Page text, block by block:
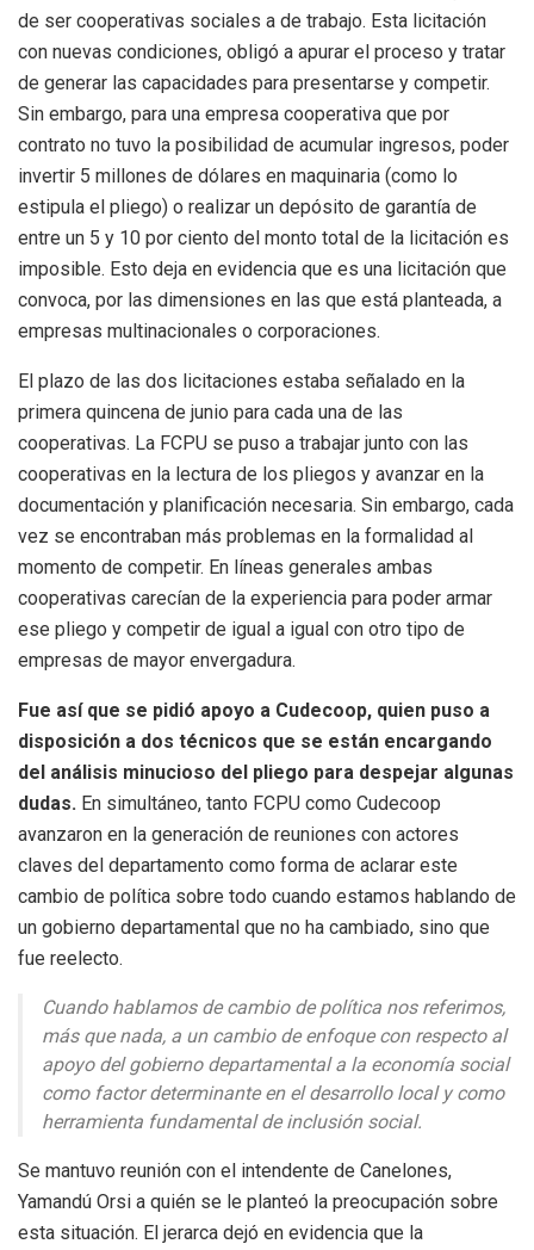
de ser cooperativas sociales a de trabajo. Esta licitación
con nuevas condiciones, obligó a apurar el proceso y tratar
de generar las capacidades para presentarse y competir.
Sin embargo, para una empresa cooperativa que por
contrato no tuvo la posibilidad de acumular ingresos, poder
invertir 5 millones de dólares en maquinaria (como lo
estipula el pliego) o realizar un depósito de garantía de
entre un 5 y 10 por ciento del monto total de la licitación es
imposible. Esto deja en evidencia que es una licitación que
convoca, por las dimensiones en las que está planteada, a
empresas multinacionales o corporaciones.
El plazo de las dos licitaciones estaba señalado en la
primera quincena de junio para cada una de las
cooperativas. La FCPU se puso a trabajar junto con las
cooperativas en la lectura de los pliegos y avanzar en la
documentación y planificación necesaria. Sin embargo, cada
vez se encontraban más problemas en la formalidad al
momento de competir. En líneas generales ambas
cooperativas carecían de la experiencia para poder armar
ese pliego y competir de igual a igual con otro tipo de
empresas de mayor envergadura.
Fue así que se pidió apoyo a Cudecoop, quien puso a
disposición a dos técnicos que se están encargando
del análisis minucioso del pliego para despejar algunas
dudas. En simultáneo, tanto FCPU como Cudecoop
avanzaron en la generación de reuniones con actores
claves del departamento como forma de aclarar este
cambio de política sobre todo cuando estamos hablando de
un gobierno departamental que no ha cambiado, sino que
fue reelecto.
Cuando hablamos de cambio de política nos referimos,
más que nada, a un cambio de enfoque con respecto al
apoyo del gobierno departamental a la economía social
como factor determinante en el desarrollo local y como
herramienta fundamental de inclusión social.
Se mantuvo reunión con el intendente de Canelones,
Yamandú Orsi a quién se le planteó la preocupación sobre
esta situación. El jerarca dejó en evidencia que la